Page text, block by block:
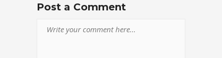
Post a Comment